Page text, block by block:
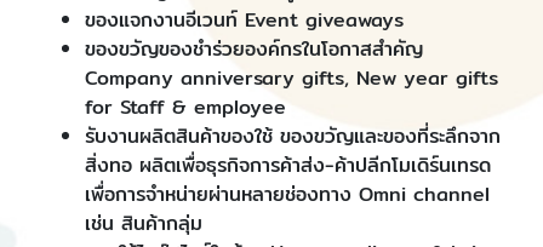
ของแจกงานอีเวนท์ Event giveaways
ของขวัญของชำร่วยองค์กรในโอกาสสำคัญ
Company anniversary gifts, New year gifts
for Staff & employee
รับงานผลิตสินค้าของใช้ ของขวัญและของที่ระลึกจาก
สิ่งทอ ผลิตเพื่อธุรกิจการค้าส่ง-ค้าปลีกโมเดิร์นเทรด
เพื่อการจำหน่ายผ่านหลายช่องทาง Omni channel
เช่น สินค้ากลุ่ม